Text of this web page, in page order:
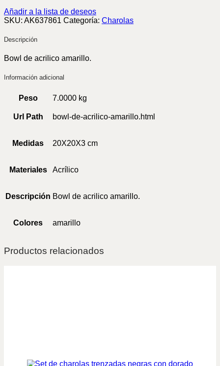
Añadir a la lista de deseos
SKU: AK637861 Categoría: Charolas
Descripción
Bowl de acrilico amarillo.
Información adicional
Peso 7.0000 kg
Url Path bowl-de-acrilico-amarillo.html
Medidas 20X20X3 cm
Materiales Acrílico
Descripción Bowl de acrilico amarillo.
Colores amarillo
Productos relacionados